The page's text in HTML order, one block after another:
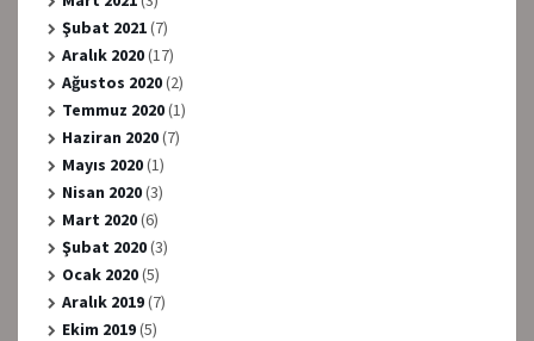
Şubat 2021(7)
Aralık 2020(17)
Ağustos 2020(2)
Temmuz 2020(1)
Haziran 2020(7)
Mayıs 2020(1)
Nisan 2020(3)
Mart 2020(6)
Şubat 2020(3)
Ocak 2020(5)
Aralık 2019(7)
Ekim 2019(5)